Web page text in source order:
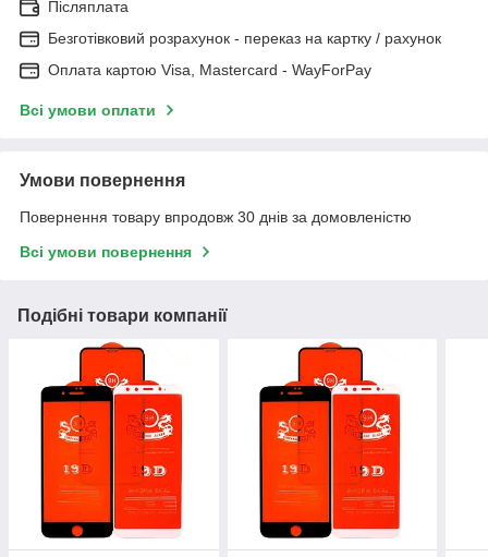
Післяплата
Безготівковий розрахунок - переказ на картку / рахунок
Оплата картою Visa, Mastercard - WayForPay
Всі умови оплати
Умови повернення
Повернення товару впродовж 30 днів за домовленістю
Всі умови повернення
Подібні товари компанії